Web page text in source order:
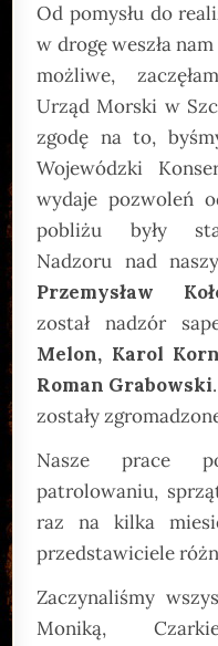
Od pomysłu do
w drogę weszła
możliwe,
Urząd Morski w
zgodę na to,
Wojewódzki
wydaje pozwoleń
pobliżu były
Nadzoru nad
Przemysław
został nadzór
Melon, Karol
Roman Grabowski
zostały
Nasze prace
patrolowaniu,
raz na kilka
przedstawiciele
Zaczynaliśmy
Moniką,